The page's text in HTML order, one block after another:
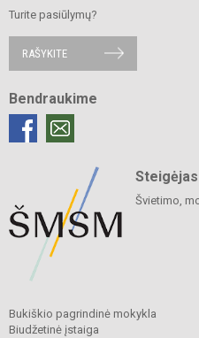
Turite pasiūlymų?
RAŠYKITE
Bendraukime
Steigėjas
Švietimo,
Bukiškio pagrindinė mokykla
Biudžetinė įstaiga